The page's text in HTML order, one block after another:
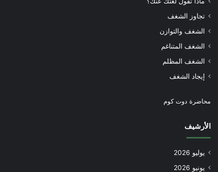
تجاوز الشغف
الشغف والتوازن
الشغف المتناغم
الشغف المظلم
إيجاد الشغف
محاضرة دوت كوم
الأرشيف
يوليو 2026
يونيو 2026